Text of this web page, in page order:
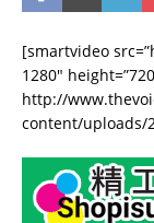
[smartvideo
1280″
http://
content/uploads/